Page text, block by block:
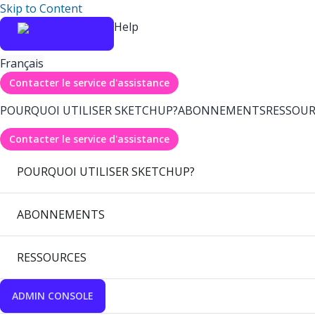
Skip to Content
Help
Français
Contacter le service d'assistance
POURQUOI UTILISER SKETCHUP?ABONNEMENTS
Contacter le service d'assistance
POURQUOI UTILISER SKETCHUP?
ABONNEMENTS
RESSOURCES
ADMIN CONSOLE